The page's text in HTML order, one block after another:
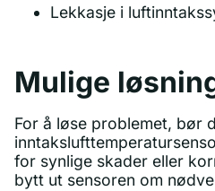
Lekkasje i
Mulige
For å løse problemet, bør
for synlige skader eller
bytt ut sensoren om